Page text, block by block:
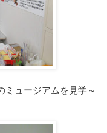
ミュージアムを見学～